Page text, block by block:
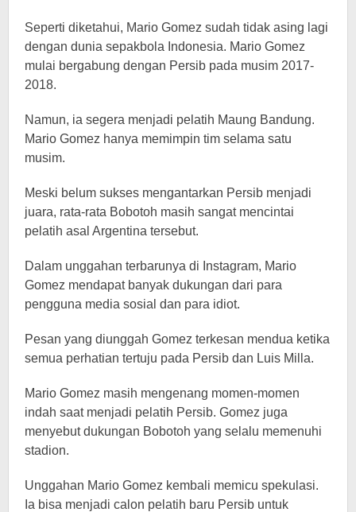
Seperti diketahui, Mario Gomez sudah tidak asing lagi
dengan dunia sepakbola Indonesia. Mario Gomez
mulai bergabung dengan Persib pada musim 2017-
2018.
Namun, ia segera menjadi pelatih Maung Bandung.
Mario Gomez hanya memimpin tim selama satu
musim.
Meski belum sukses mengantarkan Persib menjadi
juara, rata-rata Bobotoh masih sangat mencintai
pelatih asal Argentina tersebut.
Dalam unggahan terbarunya di Instagram, Mario
Gomez mendapat banyak dukungan dari para
pengguna media sosial dan para idiot.
Pesan yang diunggah Gomez terkesan mendua ketika
semua perhatian tertuju pada Persib dan Luis Milla.
Mario Gomez masih mengenang momen-momen
indah saat menjadi pelatih Persib. Gomez juga
menyebut dukungan Bobotoh yang selalu memenuhi
stadion.
Unggahan Mario Gomez kembali memicu spekulasi.
Ia bisa menjadi calon pelatih baru Persib untuk